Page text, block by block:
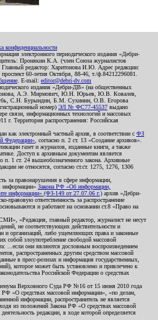
конфиденциальности
электронного периодического издания «Дебри-
Пронякин К.А. (член Союза журналистов
Главный редактор: Харитонова И.Ю. Адрес редакции:
60-летия Октября, 88-46, т./ф.84212296081.
. E-mail: editor@debri-dv.com
издания «Дебри-ДВ» (на общественных
А.Э. Мирмович, Ю.Н. Юрьев, Ю.В. Ковалев,
С.Н. Бурындин, Б.М. Сухинин, О.В. Егорова
номер) ЭЛ № ФС77-45537 выдано
связи, информационных технологий и массовых
г. Территория распространения: Российская
как электронный частный архив, в соответствии с ФЗ
Федерации» , согласно п. 2 ст. 13 «Создание архивов».
газет и журналов, изданные книги, а также
Доступ к архивным документам является
п. 1 ст. 24 вышеобозначенного закона. Архивные
не относятся, согласно ст.ст. 1275, 1276, 1306
за правонарушения в сфере информации,
информации» Закона РФ «Об информации,
информации» (ФЗ-149 от 27.07.06 г.) архив «Дебри-
ответственность за распространение
и работают на основании ст.8 «Право на
«Редакция, главный редактор, журналист не несут
не соответствующих действительности и
и организаций, либо ущемляющих права и законные
собой злоупотребление свободой массовой
...если они являются дословным воспроизведением
распространенных другим средством массовой
в пресс-релизах и информация государственных,
которое может быть установлено и привлечено к
Российской Федерации о средствах
Верховного Суда РФ №16 от 15 июня 2010 года
РФ «О средствах массовой информации», «по делам,
информации, распространитель не является
из положений Закона РФ «О средствах массовой
редакции, в ходе которой определяется